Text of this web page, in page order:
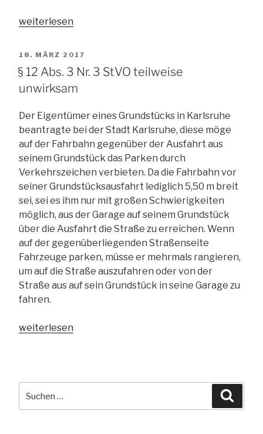
„§
Nr.
3
doch
nicht
teilweise
unwirksam“
weiterlesen
VERÖFFENTLICHT
AM
18. MÄRZ 2017
§ 12 Abs. 3 Nr. 3 StVO teilweise
unwirksam
Der Eigentümer eines Grundstücks in Karlsruhe
beantragte bei der Stadt Karlsruhe, diese möge
auf der Fahrbahn gegenüber der Ausfahrt aus
seinem Grundstück das Parken durch
Verkehrszeichen verbieten. Da die Fahrbahn vor
seiner Grundstücksausfahrt lediglich 5,50 m breit
sei, sei es ihm nur mit großen Schwierigkeiten
möglich, aus der Garage auf seinem Grundstück
über die Ausfahrt die Straße zu erreichen. Wenn
auf der gegenüberliegenden Straßenseite
Fahrzeuge parken, müsse er mehrmals rangieren,
um auf die Straße auszufahren oder von der
Straße aus auf sein Grundstück in seine Garage zu
fahren.
„§
Nr.
StVO
weiterlesen
nach: